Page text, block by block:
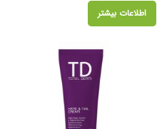
اطلاعات بیشتر